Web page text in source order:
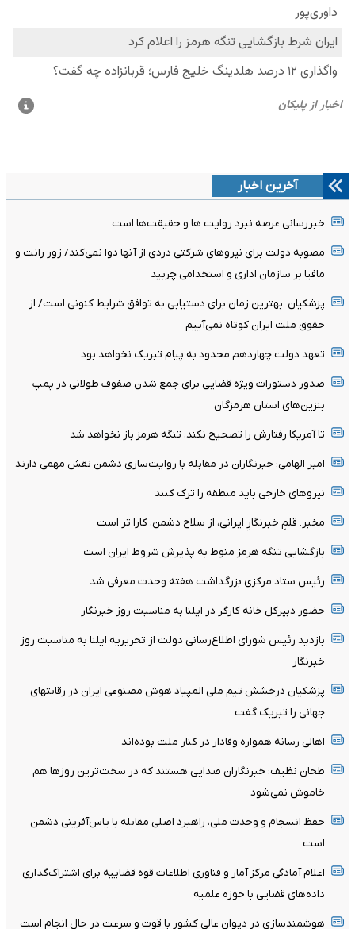
آخرین اخبار
خبررسانی عرصه نبرد روایت ها و حقیقت‌ها است
مصوبه دولت برای نیروهای شرکتی دردی از آنها دوا نمی‌کند/ زور رانت و
مافیا بر سازمان اداری و استخدامی چربید
پزشکیان‌: بهترین زمان برای دستیابی به توافق شرایط کنونی است/ از
حقوق ملت ایران کوتاه نمی‌آییم
تعهد دولت چهاردهم محدود به پیام تبریک نخواهد بود
صدور دستورات ویژه قضایی برای جمع شدن صفوف طولانی در پمپ
بنزین‌های استان هرمزگان
تا آمریکا رفتارش را تصحیح نکند، تنگه هرمز باز نخواهد شد
امیر الهامی: خبرنگاران در مقابله با روایت‌سازی دشمن نقش مهمی دارند
نیرو‌های خارجی باید منطقه را ترک کنند
مخبر: قلمِ خبرنگارِ ایرانی، از سلاح دشمن، کارا تر است
بازگشایی تنگه هرمز منوط به پذیرش شروط ایران است
رئیس ستاد مرکزی بزرگداشت هفته وحدت معرفی شد
حضور دبیرکل خانه کارگر در ایلنا به مناسبت روز خبرنگار
بازدید رئیس شورای اطلاع‌رسانی دولت از تحریریه ایلنا به مناسبت روز
خبرنگار
پزشکیان درخشش تیم ملی المپیاد هوش مصنوعی ایران در رقابتهای
جهانی را تبریک گفت
اهالی رسانه همواره وفادار در کنار ملت بوده‌اند
طحان نظیف: خبرنگاران صدایی هستند که در سخت‌ترین روزها هم
خاموش نمی‌شود
حفظ انسجام و وحدت ملی، راهبرد اصلی مقابله با یاس‌آفرینی دشمن
است
اعلام آمادگی مرکز آمار و فناوری اطلاعات قوه قضاییه برای اشتراک‌گذاری
داده‌های قضایی با حوزه علمیه
هوشمندسازی در دیوان عالی کشور با قوت و سرعت در حال انجام است